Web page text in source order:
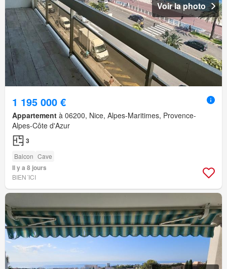
Voir la photo
1 195 000 €
Appartement à 06200, Nice, Alpes-Maritimes, Provence-
Alpes-Côte d'Azur
3
Balcon Cave
Il y a 8 jours
BIEN´ICI